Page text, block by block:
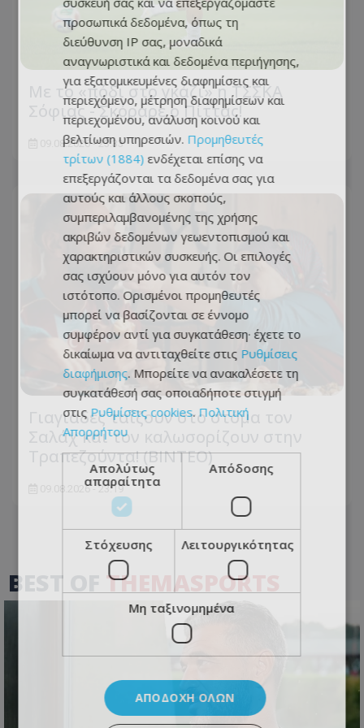
Με το «πόδι στο γκάζι» η ΤΣΣΚΑ
Σόφιας - Σκόραρε ο Πίττας!
09.08.2026 - 23:33
Γιαγιάδες ταΐζουν στο στόμα τον
Σαλάχ και τον καλωσορίζουν στην
Τραπεζούντα! (ΒΙΝΤΕΟ)
09.08.2026 - 23:19
BEST OF THEMASPORTS
προσωπικά δεδομένα, όπως τη
διεύθυνση IP σας, μοναδικά
αναγνωριστικά και δεδομένα περιήγησης,
για εξατομικευμένες διαφημίσεις και
περιεχόμενο, μέτρηση διαφημίσεων και
περιεχομένου, ανάλυση κοινού και
βελτίωση υπηρεσιών. Προμηθευτές
τρίτων (1884) ενδέχεται επίσης να
επεξεργάζονται τα δεδομένα σας για
αυτούς και άλλους σκοπούς,
συμπεριλαμβανομένης της χρήσης
ακριβών δεδομένων γεωεντοπισμού και
χαρακτηριστικών συσκευής. Οι επιλογές
σας ισχύουν μόνο για αυτόν τον
ιστότοπο. Ορισμένοι προμηθευτές
μπορεί να βασίζονται σε έννομο
συμφέρον αντί για συγκατάθεση· έχετε το
δικαίωμα να αντιταχθείτε στις Ρυθμίσεις
διαφήμισης. Μπορείτε να ανακαλέσετε τη
συγκατάθεσή σας οποιαδήποτε στιγμή
στις Ρυθμίσεις cookies. Πολιτική
Απορρήτου
Απολύτως
απαραίτητα
Απόδοσης
Στόχευσης Λειτουργικότητας
Μη ταξινομημένα
ΑΠΟΔΟΧΉ ΌΛΩΝ